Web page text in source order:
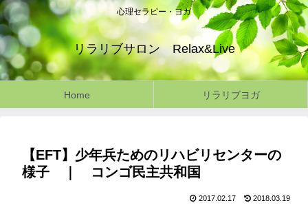
心理セラピー・ヨガ
リラリブサロン Relax&Live
Home リラリブヨガ
【EFT】少年兵ためのリハビリセンターの
様子 ｜ コンゴ民主共和国
2017.02.17 2018.03.19